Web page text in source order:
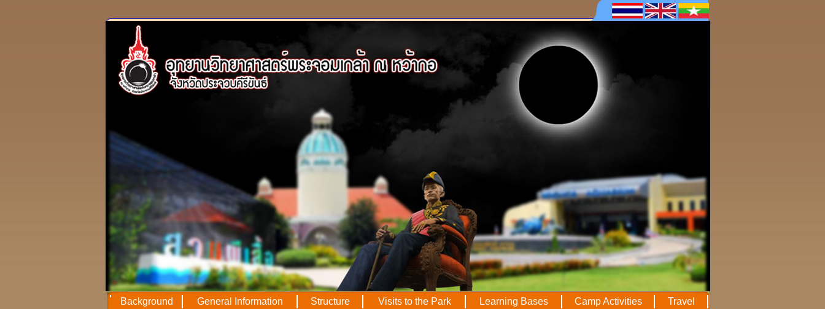
Background General Information Structure Visits to the Park Learning Bases Camp Activities Travel